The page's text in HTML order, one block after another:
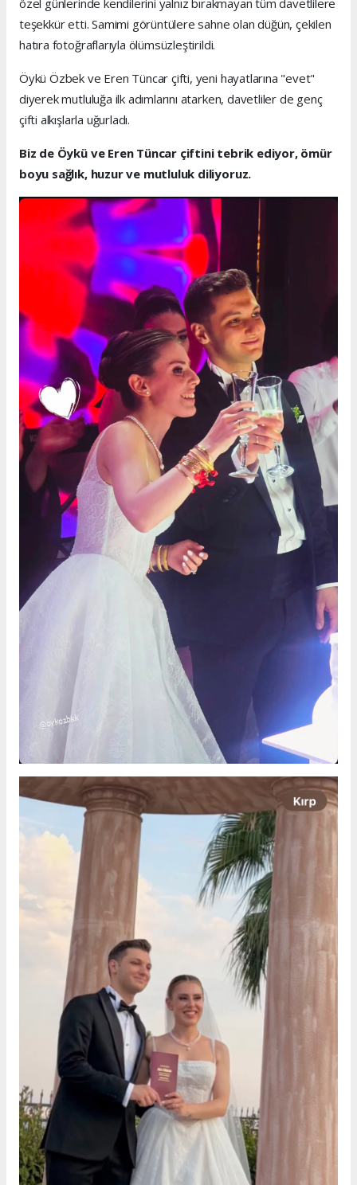
teşekkür etti. Samimi görüntülere sahne olan düğün, çekilen
hatıra fotoğraflarıyla ölümsüzleştirildi.
Öykü Özbek ve Eren Tüncar çifti, yeni hayatlarına "evet"
diyerek mutluluğa ilk adımlarını atarken, davetliler de genç
çifti alkışlarla uğurladı.
Biz de Öykü ve Eren Tüncar çiftini tebrik ediyor, ömür
boyu sağlık, huzur ve mutluluk diliyoruz.